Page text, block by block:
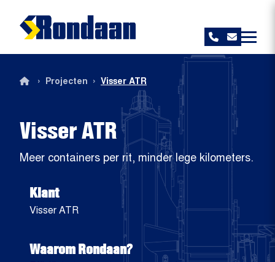
Visser ATR
Meer containers per rit, minder lege kilometers.
› Projecten › Visser ATR
Klant
Visser ATR
Waarom Rondaan?